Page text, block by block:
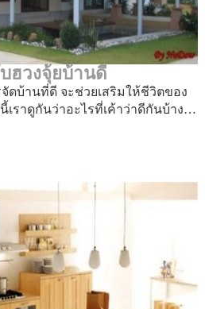
ฮวงจุ้ยบ้านดี
ดบ้านที่ดี จะช่วยเสริมให้ชีวิตของ
ราดูกันว่าอะไรที่เค้าว่าดีกันบ้าง…